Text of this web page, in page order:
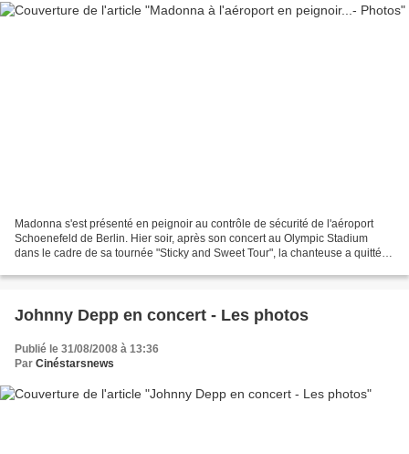
Madonna s'est présenté en peignoir au contrôle de sécurité de l'aéroport
Schoenefeld de Berlin. Hier soir, après son concert au Olympic Stadium
dans le cadre de sa tournée "Sticky and Sweet Tour", la chanteuse a quitté le
Johnny Depp en concert - Les photos
Publié le 31/08/2008 à 13:36
Par Cinéstarsnews